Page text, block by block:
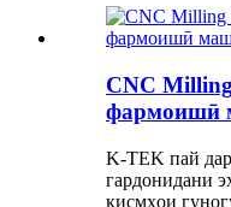
CNC
фармоишӣ
K-TEK пай
гардонидани
қисмҳои